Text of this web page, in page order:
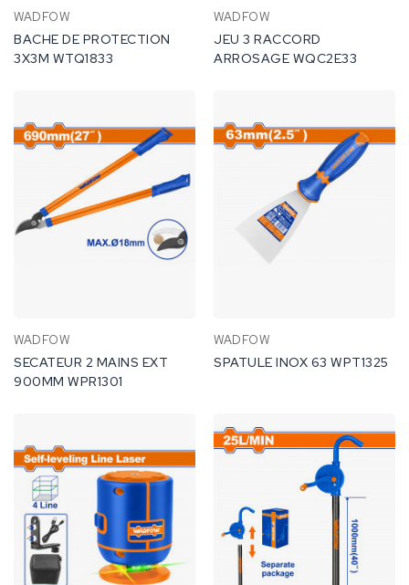
WADFOW
BACHE DE PROTECTION
3X3M WTQ1833
WADFOW
JEU 3 RACCORD
ARROSAGE WQC2E33
WADFOW
SECATEUR 2 MAINS EXT
900MM WPR1301
WADFOW
SPATULE INOX 63 WPT1325